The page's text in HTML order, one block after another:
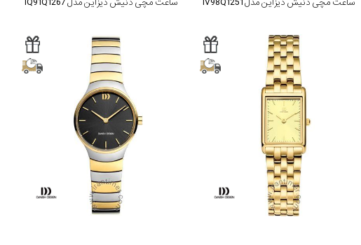
ساعت مچی دنیش دیزاین مدل IV98Q1251 ساعت مچی دنیش دیزاین مدل IQ91Q1267